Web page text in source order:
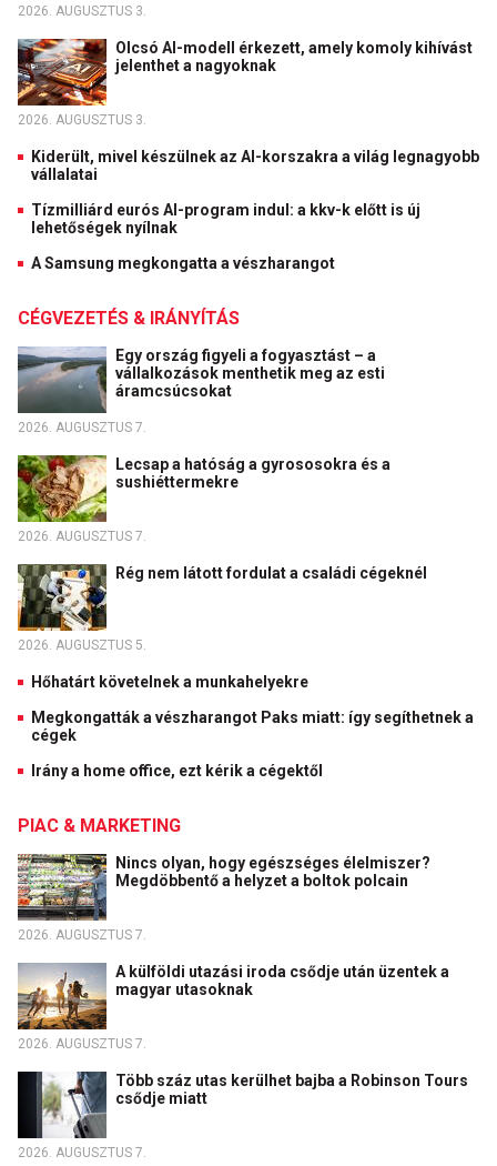
2026. AUGUSZTUS 3.
Olcsó AI-modell érkezett, amely komoly kihívást
jelenthet a nagyoknak
2026. AUGUSZTUS 3.
Kiderült, mivel készülnek az AI-korszakra a világ legnagyobb
vállalatai
Tízmilliárd eurós AI-program indul: a kkv-k előtt is új
lehetőségek nyílnak
A Samsung megkongatta a vészharangot
CÉGVEZETÉS & IRÁNYÍTÁS
Egy ország figyeli a fogyasztást – a
vállalkozások menthetik meg az esti
áramcsúcsokat
2026. AUGUSZTUS 7.
Lecsap a hatóság a gyrososokra és a
sushiéttermekre
2026. AUGUSZTUS 7.
Rég nem látott fordulat a családi cégeknél
2026. AUGUSZTUS 5.
Hőhatárt követelnek a munkahelyekre
Megkongatták a vészharangot Paks miatt: így segíthetnek a
cégek
Irány a home office, ezt kérik a cégektől
PIAC & MARKETING
Nincs olyan, hogy egészséges élelmiszer?
Megdöbbentő a helyzet a boltok polcain
2026. AUGUSZTUS 7.
A külföldi utazási iroda csődje után üzentek a
magyar utasoknak
2026. AUGUSZTUS 7.
Több száz utas kerülhet bajba a Robinson Tours
csődje miatt
2026. AUGUSZTUS 7.